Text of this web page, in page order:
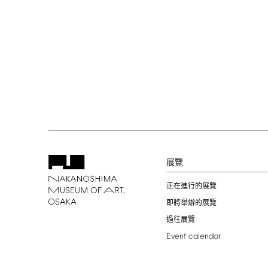
展覽
正在進行的展覽
即將舉辦的展覽
過往展覽
Event calendar